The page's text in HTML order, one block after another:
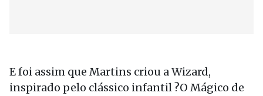
E foi assim que Martins criou a Wizard,
inspirado pelo clássico infantil ?O Mágico de